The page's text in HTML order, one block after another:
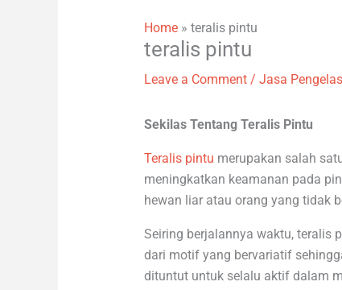
Home» teralis pintu
teralis pintu
Leave a Comment / Jasa
Sekilas Tentang Teralis Pintu
Teralis pintu merupakan salah
meningkatkan keamanan pada
hewan liar atau orang yang tidak
Seiring berjalannya waktu, teralis
dari motif yang bervariatif
dituntut untuk selalu aktif dalam